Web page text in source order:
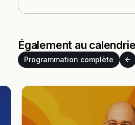
Également au
Programmation complète